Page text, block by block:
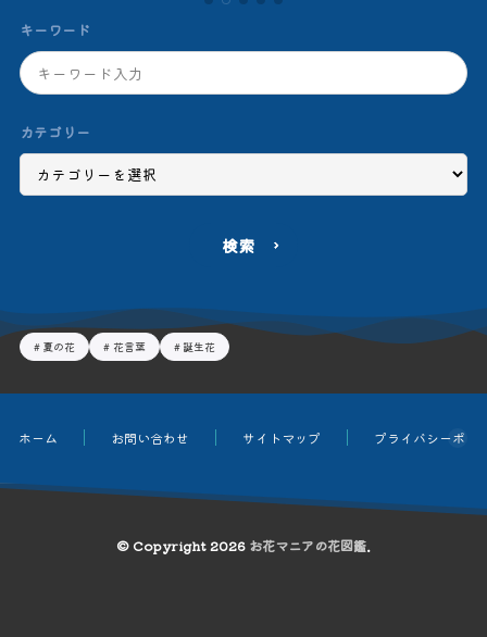
キーワード
カテゴリー
検索
夏の花 花言葉 誕生花
ホーム お問い合わせ サイトマップ プライバシーポリ
© Copyright 2026 お花マニアの花図鑑.